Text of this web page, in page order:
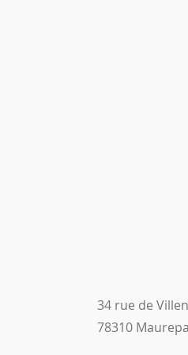
34 rue de
78310